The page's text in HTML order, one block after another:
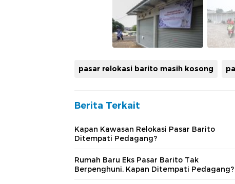
pasar relokasi barito masih kosong
Berita Terkait
Kapan Kawasan Relokasi Pasar Barito
Ditempati Pedagang?
Rumah Baru Eks Pasar Barito Tak
Berpenghuni, Kapan Ditempati Pedagang?